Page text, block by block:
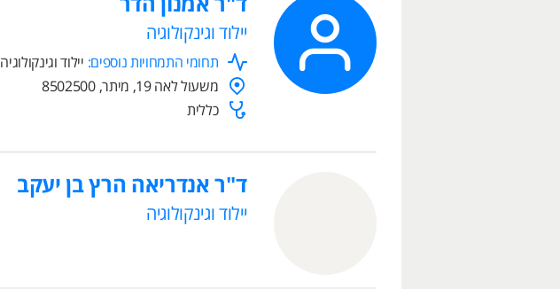
ד"ר אמנון הדר
יילוד וגינקולוגיה
תחומי התמחויות נוספים: יילוד וגינקולוגיה
משעול לאה 19, מיתר, 8502500
כללית
ד"ר אנדריאה הרץ בן יעקב
יילוד וגינקולוגיה